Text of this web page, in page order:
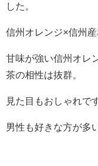
した。
信州オレンジ×信州
甘味が強い信州オレ
茶の相性は抜群。
見た目もおしゃれで
男性も好きな方が多